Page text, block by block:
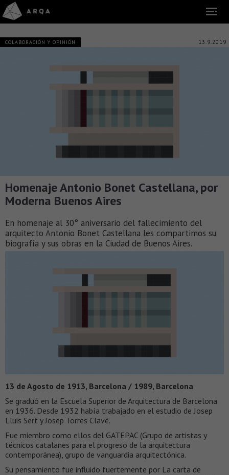
COLABORACIÓN Y OPINIÓN 13.9.2019
Homenaje Antonio Bonet Castellana, por
Moderna Buenos Aires
En homenaje al 30° aniversario del fallecimiento del
arquitecto Antonio Bonet Castellana les compartimos su
biografía y sus obras en la Ciudad de Buenos Aires.
13 de Agosto de 1913, Barcelona / 1989, Barcelona
Se graduó en la Escuela Superior de Arquitectura de Barcelona
en 1936. Desde 1932 había trabajado en el estudio de Josep
Lluis Sert y Josep Torres Clavé.
Fue miembro como ellos del GATEPAC (Grupo de artistas y
técnicos catalanes para el progreso de la arquitectura
contemporánea), grupo de vanguardia arquitectónica.
Su pensamiento fue influido fuertemente por La carta de